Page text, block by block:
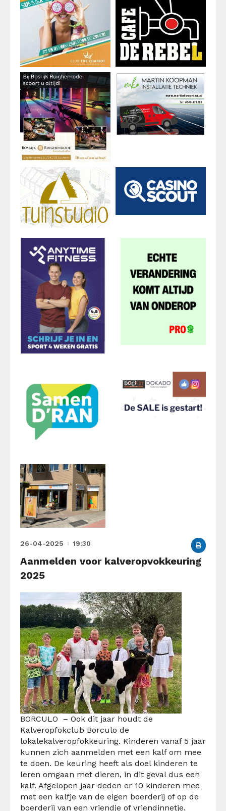
26-04-2025 19:30
Aanmelden voor kalveropvokkeuring
2025
BORCULO – Ook dit jaar houdt de
Kalveropfokclub Borculo de
lokalekalveropfokkeuring. Kinderen vanaf 5 jaar
kunnen zich aanmelden met een kalf om mee
te doen. De keuring heeft als doel kinderen te
leren omgaan met dieren, in dit geval dus een
kalf. Afgelopen jaar deden er 10 kinderen mee
met een kalfje van de eigen boerderij of op de
boerderij van een vriendje of vriendinnetje.